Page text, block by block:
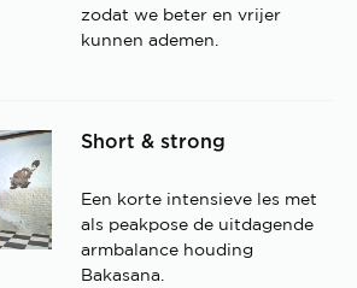
zodat we beter en vrijer
kunnen ademen.
Short & strong
Een korte intensieve les met
als peakpose de uitdagende
armbalance houding
Bakasana.